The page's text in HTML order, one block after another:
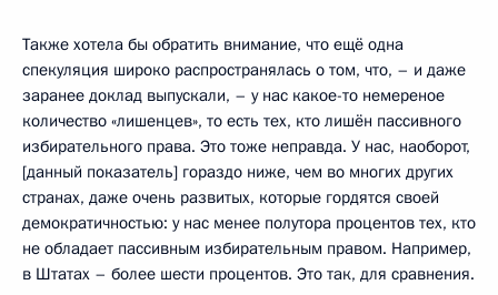
Также хотела бы обратить внимание, что ещё одна
спекуляция широко распространялась о том, что, – и даже
заранее доклад выпускали, – у нас какое-то немереное
количество «лишенцев», то есть тех, кто лишён пассивного
избирательного права. Это тоже неправда. У нас, наоборот,
[данный показатель] гораздо ниже, чем во многих других
странах, даже очень развитых, которые гордятся своей
демократичностью: у нас менее полутора процентов тех, кто
не обладает пассивным избирательным правом. Например,
в Штатах – более шести процентов. Это так, для сравнения.